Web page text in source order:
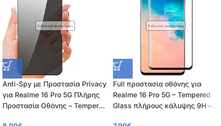
Ενδεικτική φωτογραφία
Anti-Spy με Προστασία Privacy
για Realme 16 Pro 5G Πλήρης
Προστασία Οθόνης – Tempered
Ενδεικτική φωτογραφία
Full προστασία οθόνης για
Realme 16 Pro 5G – Tempered
Glass πλήρους κάλυψης 9H –